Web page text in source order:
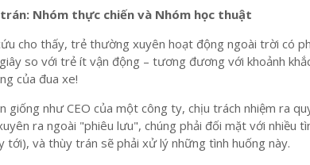
Nhóm thực chiến và Nhóm học thuật
cho thấy, trẻ thường xuyên hoạt động ngoài trời có
so với trẻ ít vận động – tương đương với khoảnh
của đua xe!
giống như CEO của một công ty, chịu trách nhiệm ra
ra ngoài "phiêu lưu", chúng phải đối mặt với nhiều
tới), và thùy trán sẽ phải xử lý những tình huống này.